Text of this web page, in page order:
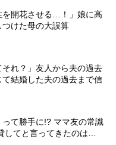
を開花させる…！」娘に高
けた母の大誤算
それ？」友人から夫の過去
結婚した夫の過去まで信
って勝手に!? ママ友の常識
してと言ってきたのは…